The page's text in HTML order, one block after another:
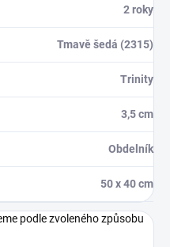
2 roky
Tmavě šedá (2315)
Trinity
3,5 cm
Obdelník
50 x 40 cm
podle zvoleného způsobu